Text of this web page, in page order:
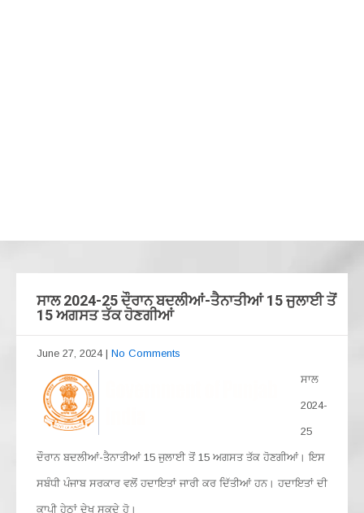
ਸਾਲ 2024-25 ਦੌਰਾਨ ਬਦਲੀਆਂ-ਤੈਨਾਤੀਆਂ 15 ਜੁਲਾਈ ਤੋਂ
15 ਅਗਸਤ ਤੱਕ ਹੋਣਗੀਆਂ
June 27, 2024 | No Comments
ਸਾਲ
2024-
25
ਦੌਰਾਨ ਬਦਲੀਆਂ-ਤੈਨਾਤੀਆਂ 15 ਜੁਲਾਈ ਤੋਂ 15 ਅਗਸਤ ਤੱਕ ਹੋਣਗੀਆਂ। ਇਸ
ਸਬੰਧੀ ਪੰਜਾਬ ਸਰਕਾਰ ਵਲੋਂ ਹਦਾਇਤਾਂ ਜਾਰੀ ਕਰ ਦਿੱਤੀਆਂ ਹਨ। ਹਦਾਇਤਾਂ ਦੀ
ਕਾਪੀ ਹੇਠਾਂ ਦੇਖ ਸਕਦੇ ਹੋ।